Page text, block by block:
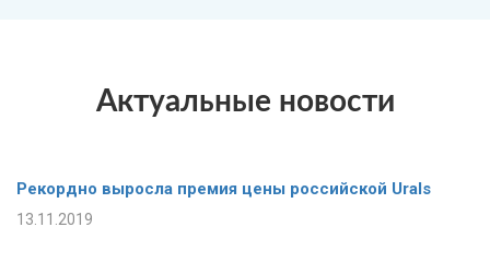
Актуальные новости
Рекордно выросла премия цены российской Urals
13.11.2019